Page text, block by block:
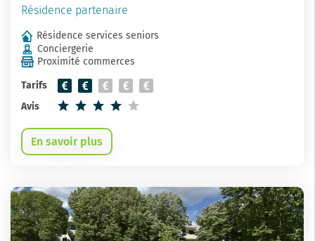
Résidence partenaire
Résidence services seniors
Conciergerie
Proximité commerces
Tarifs
Avis
En savoir plus